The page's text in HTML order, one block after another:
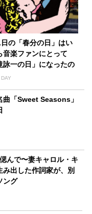
の「春分の日」はい
音楽ファンにとって
詠一の日」になったの
曲「Sweet Seasons」
んで〜妻キャロル・キ
出した作詞家が、別
ング